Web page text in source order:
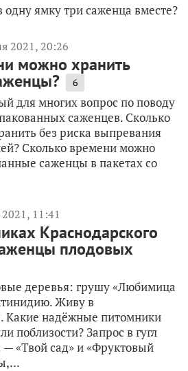
ямку три саженца вместе?
2021, 20:26
можно хранить
6
для многих вопрос по поводу
саженцев. Сколько
без риска выпревания
Сколько времени можно
саженцы в пакетах со
11:41
Краснодарского
плодовых
деревья: грушу «Любимица
Живу в
Какие надёжные питомники
поблизости? Запрос в гугл
«Твой сад» и «Фруктовый